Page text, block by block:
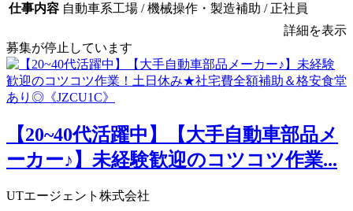
仕事内容 自動車系工場 / 機械操作・製造補助 / 正社員
詳細を表示
募集が停止しています
【20~40代活躍中】【大手自動車部品メ
ーカー♪】未経験歓迎のコツコツ作業...
UTエージェント株式会社